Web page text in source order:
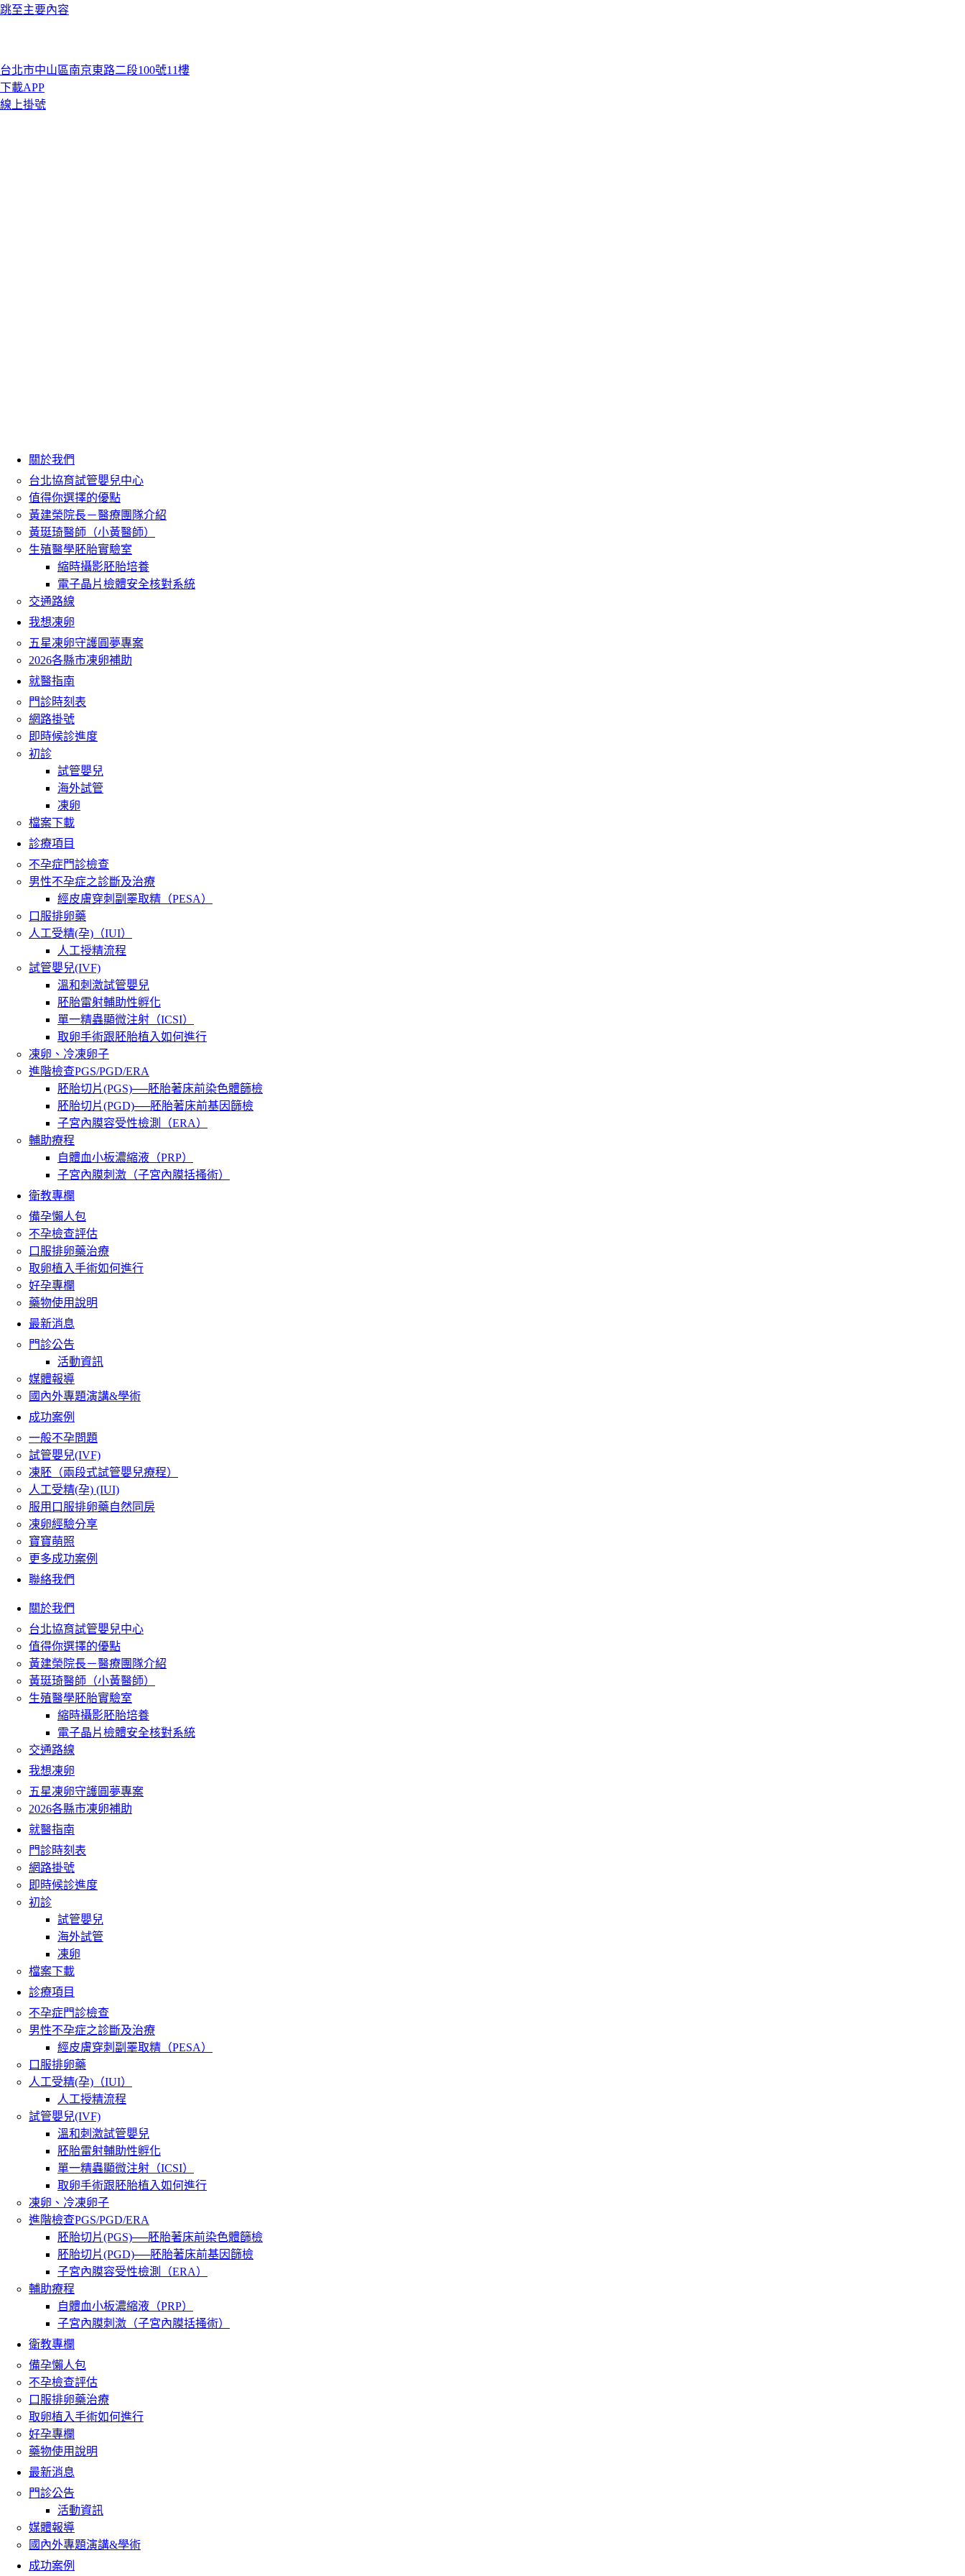
跳至主要內容
台北市中山區南京東路二段100號11樓
下載APP
線上掛號
關於我們
台北協育試管嬰兒中心
值得你選擇的優點
黃建榮院長－醫療團隊介紹
黃珽琦醫師（小黃醫師）
生殖醫學胚胎實驗室
縮時攝影胚胎培養
電子晶片檢體安全核對系統
交通路線
我想凍卵
五星凍卵守護圓夢專案
2026各縣市凍卵補助
就醫指南
門診時刻表
網路掛號
即時候診進度
初診
試管嬰兒
海外試管
凍卵
檔案下載
診療項目
不孕症門診檢查
男性不孕症之診斷及治療
經皮膚穿刺副睪取精（PESA）
口服排卵藥
人工受精(孕)（IUI）
人工授精流程
試管嬰兒(IVF)
溫和刺激試管嬰兒
胚胎雷射輔助性孵化
單一精蟲顯微注射（ICSI）
取卵手術跟胚胎植入如何進行
凍卵、冷凍卵子
進階檢查PGS/PGD/ERA
胚胎切片(PGS)──胚胎著床前染色體篩檢
胚胎切片(PGD)──胚胎著床前基因篩檢
子宮內膜容受性檢測（ERA）
輔助療程
自體血小板濃縮液（PRP）
子宮內膜刺激（子宮內膜括搔術）
衛教專欄
備孕懶人包
不孕檢查評估
口服排卵藥治療
取卵植入手術如何進行
好孕專欄
藥物使用說明
最新消息
門診公告
活動資訊
媒體報導
國內外專題演講&學術
成功案例
一般不孕問題
試管嬰兒(IVF)
凍胚（兩段式試管嬰兒療程）
人工受精(孕) (IUI)
服用口服排卵藥自然同房
凍卵經驗分享
寶寶萌照
更多成功案例
聯絡我們
關於我們
台北協育試管嬰兒中心
值得你選擇的優點
黃建榮院長－醫療團隊介紹
黃珽琦醫師（小黃醫師）
生殖醫學胚胎實驗室
縮時攝影胚胎培養
電子晶片檢體安全核對系統
交通路線
我想凍卵
五星凍卵守護圓夢專案
2026各縣市凍卵補助
就醫指南
門診時刻表
網路掛號
即時候診進度
初診
試管嬰兒
海外試管
凍卵
檔案下載
診療項目
不孕症門診檢查
男性不孕症之診斷及治療
經皮膚穿刺副睪取精（PESA）
口服排卵藥
人工受精(孕)（IUI）
人工授精流程
試管嬰兒(IVF)
溫和刺激試管嬰兒
胚胎雷射輔助性孵化
單一精蟲顯微注射（ICSI）
取卵手術跟胚胎植入如何進行
凍卵、冷凍卵子
進階檢查PGS/PGD/ERA
胚胎切片(PGS)──胚胎著床前染色體篩檢
胚胎切片(PGD)──胚胎著床前基因篩檢
子宮內膜容受性檢測（ERA）
輔助療程
自體血小板濃縮液（PRP）
子宮內膜刺激（子宮內膜括搔術）
衛教專欄
備孕懶人包
不孕檢查評估
口服排卵藥治療
取卵植入手術如何進行
好孕專欄
藥物使用說明
最新消息
門診公告
活動資訊
媒體報導
國內外專題演講&學術
成功案例